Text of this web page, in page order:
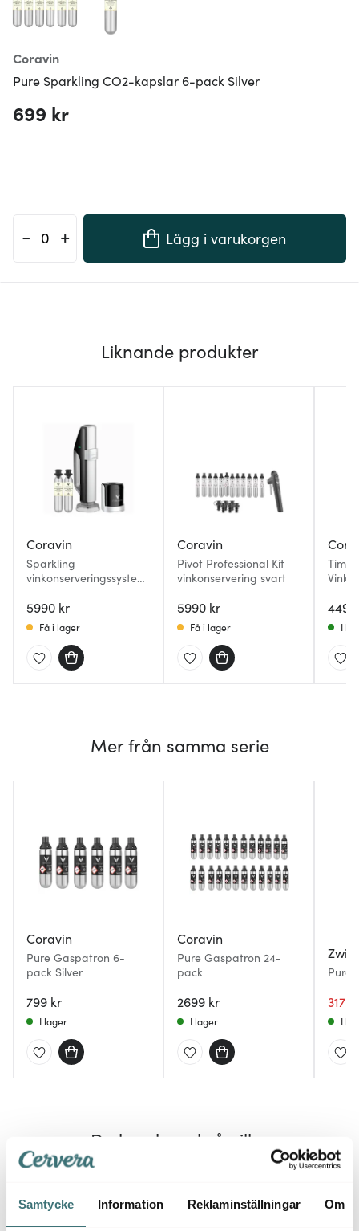
Samtycke Information Reklaminställningar Om
Coravin
Pure Sparkling CO2-kapslar 6-pack Silver
699 kr
- + Lägg i varukorgen
Liknande produkter
Coravin
Sparkling
vinkonserveringssystem
5990 kr
Få i lager
Coravin
Pivot Professional Kit
vinkonservering svart
5990 kr
Få i lager I
Mer från samma serie
Coravin
Pure Gaspatron 6-
pack Silver
799 kr
I lager
Coravin
Pure Gaspatron 24-
pack
2699 kr
I lager
Pure
317 kr
I
Du kanske också gillar